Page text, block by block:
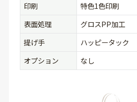
印刷
特色1色印刷
表面処理
グロスPP加工
提げ手
ハッピータック
オプション
なし